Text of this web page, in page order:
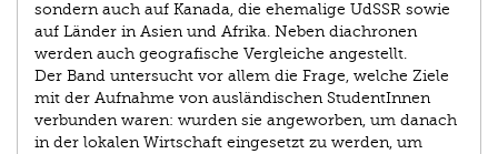
sondern auch auf Kanada, die ehemalige UdSSR sowie
auf Länder in Asien und Afrika. Neben diachronen
werden auch geografische Vergleiche angestellt.
Der Band untersucht vor allem die Frage, welche Ziele
mit der Aufnahme von ausländischen StudentIn­nen
verbunden waren: wurden sie angeworben, um danach
in der lokalen Wirtschaft eingesetzt zu werden, um